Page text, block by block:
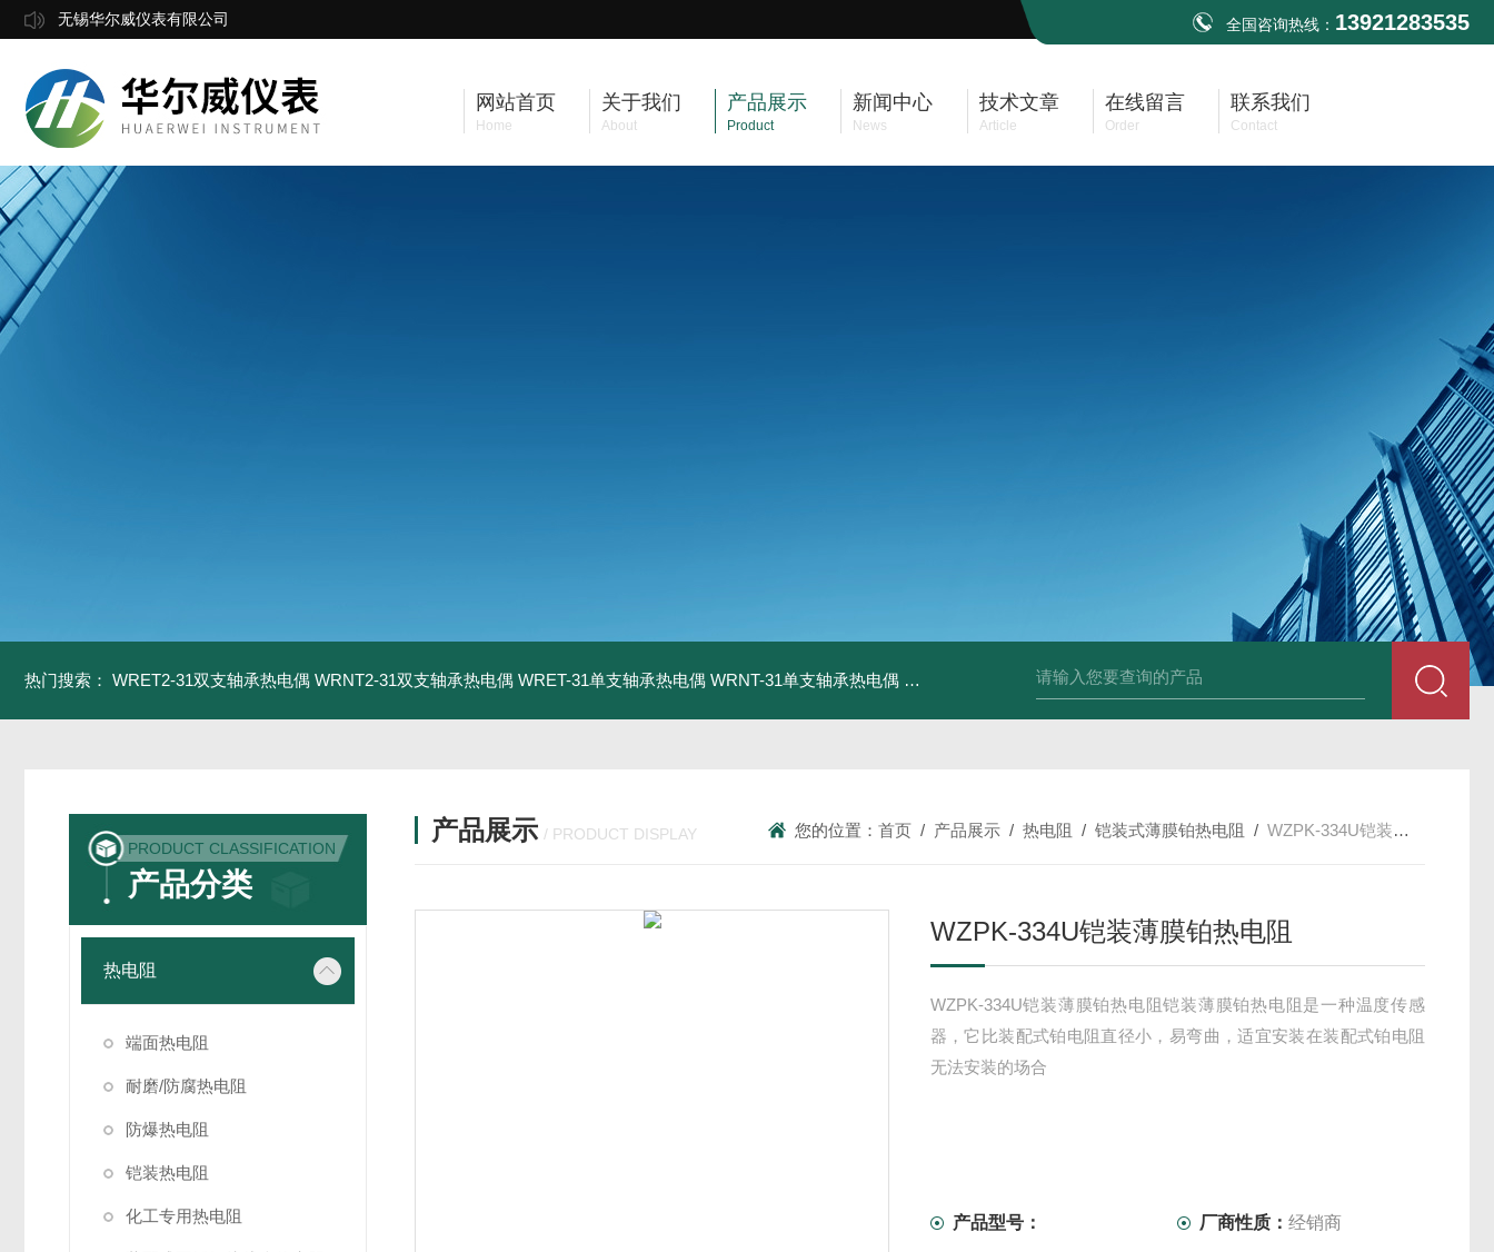
无锡华尔威仪表有限公司 全国咨询热线： 13921283535
网站首页
Home
关于我们
About
产品展示
Product
新闻中心
News
技术文章
Article
在线留言
Order
联系我们
Contact
热门搜索： WRET2-31双支轴承热电偶 WRNT2-31双支轴承热电偶 WRET-31单支轴承热电偶 WRNT-31单支轴承热电偶 WZP-731套管式热电阻 WZP2-731套管式热电阻 塑料液面计
PRODUCT CLASSIFICATION
产品分类
热电阻
端面热电阻
耐磨/防腐热电阻
防爆热电阻
铠装热电阻
化工专用热电阻
产品展示 / PRODUCT DISPLAY 您的位置：首页 / 产品展示 /热电阻 /铠装式薄膜铂热电阻 /WZPK-334U铠装薄膜铂热电阻
WZPK-334U铠装薄膜铂热电阻
WZPK-334U铠装薄膜铂热电阻铠装薄膜铂热电阻是一种温度传感
器，它比装配式铂电阻直径小，易弯曲，适宜安装在装配式铂电阻
无法安装的场合
产品型号： 厂商性质：经销商